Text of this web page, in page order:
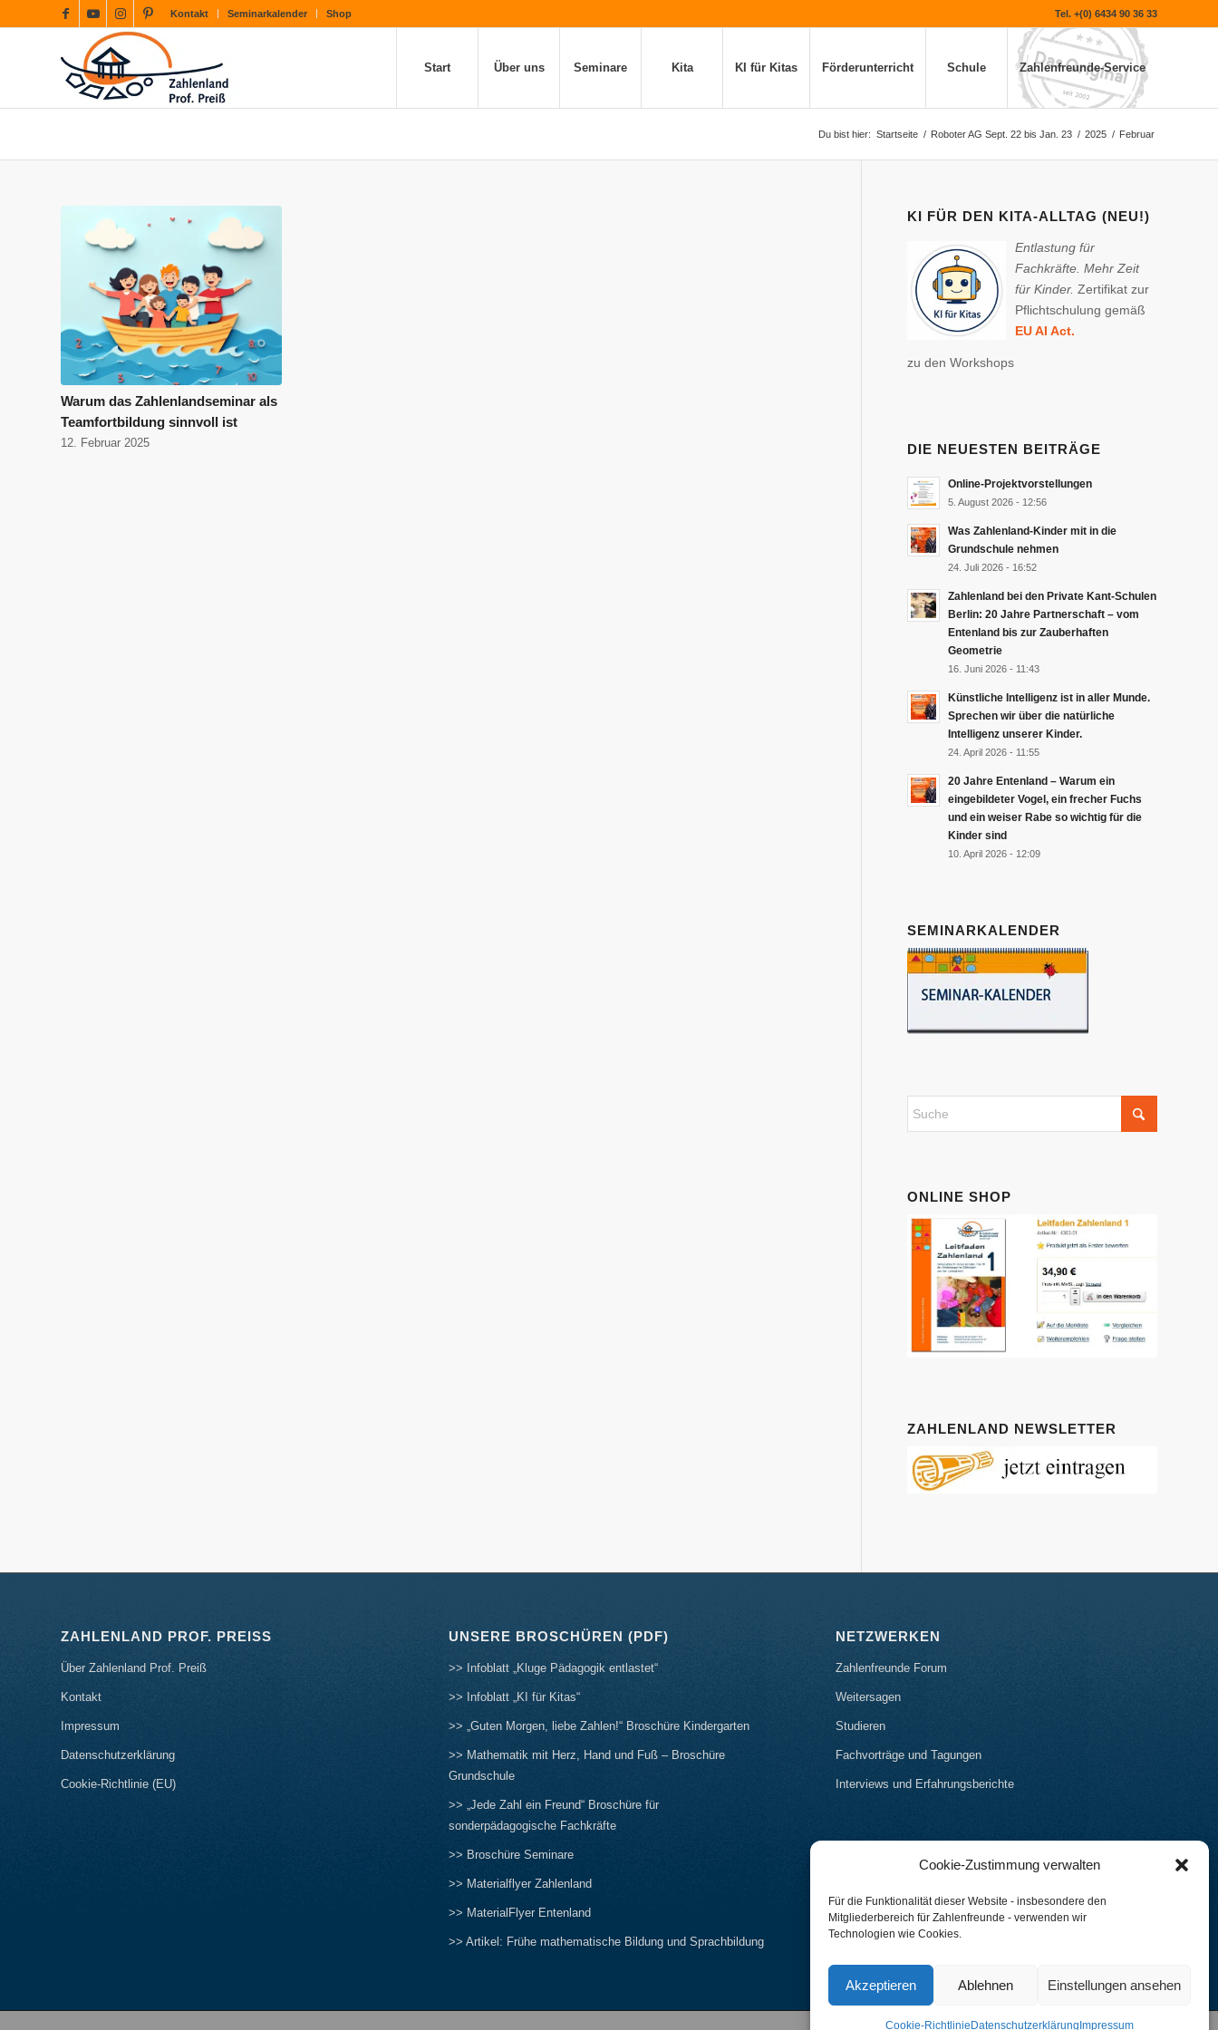
Cookie-Zustimmung verwalten
Für die Funktionalität dieser Website - insbesondere den
Mitgliederbereich für Zahlenfreunde - verwenden wir
Technologien wie Cookies.
Akzeptieren Ablehnen Einstellungen ansehen
Cookie-Richtlinie Datenschutzerklärung Impressum
Kontakt Seminarkalender Shop Tel. +(0) 6434 90 36 33
Start Über uns Seminare Kita KI für Kitas Förderunterricht Schule Zahlenfreunde-Service
Du bist hier: Startseite / Roboter AG Sept. 22 bis Jan. 23 / 2025 / Februar
Warum das Zahlenlandseminar als
Teamfortbildung sinnvoll ist
12. Februar 2025
KI FÜR DEN KITA-ALLTAG (NEU!)
Entlastung für
Fachkräfte. Mehr Zeit
für Kinder.Zertifikat zur
Pflichtschulung gemäß
EU AI Act.
zu den Workshops
DIE NEUESTEN BEITRÄGE
Online-Projektvorstellungen
5. August 2026 - 12:56
Was Zahlenland-Kinder mit in die
Grundschule nehmen
24. Juli 2026 - 16:52
Zahlenland bei den Private Kant-Schulen
Berlin: 20 Jahre Partnerschaft – vom
Entenland bis zur Zauberhaften
Geometrie
16. Juni 2026 - 11:43
Künstliche Intelligenz ist in aller Munde.
Sprechen wir über die natürliche
Intelligenz unserer Kinder.
24. April 2026 - 11:55
20 Jahre Entenland – Warum ein
eingebildeter Vogel, ein frecher Fuchs
und ein weiser Rabe so wichtig für die
Kinder sind
10. April 2026 - 12:09
SEMINARKALENDER
ONLINE SHOP
ZAHLENLAND NEWSLETTER
ZAHLENLAND PROF. PREISS
Über Zahlenland Prof. Preiß
Kontakt
Impressum
Datenschutzerklärung
Cookie-Richtlinie (EU)
UNSERE BROSCHÜREN (PDF)
>> Infoblatt „Kluge Pädagogik entlastet“
>> Infoblatt „KI für Kitas“
>> „Guten Morgen, liebe Zahlen!“ Broschüre Kindergarten
>> Mathematik mit Herz, Hand und Fuß – Broschüre
Grundschule
>> „Jede Zahl ein Freund“ Broschüre für
sonderpädagogische Fachkräfte
>> Broschüre Seminare
>> Materialflyer Zahlenland
>> MaterialFlyer Entenland
>> Artikel: Frühe mathematische Bildung und Sprachbildung
NETZWERKEN
Zahlenfreunde Forum
Weitersagen
Studieren
Fachvorträge und Tagungen
Interviews und Erfahrungsberichte